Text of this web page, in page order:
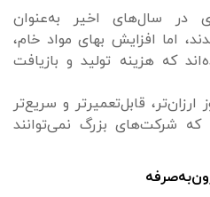
در سال‌های اخیر به‌عنوان
اما افزایش بهای مواد خام،
که هزینه تولید و بازیافت
قابل‌تعمیرتر و سریع‌تر
شرکت‌های بزرگ نمی‌توانند